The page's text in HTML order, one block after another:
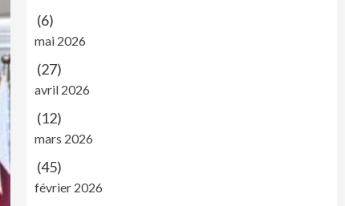
(6)
mai 2026
(27)
avril 2026
(12)
mars 2026
(45)
février 2026